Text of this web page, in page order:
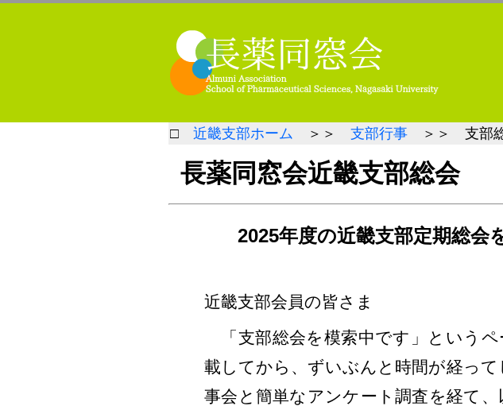
□ 近畿支部ホーム ＞＞ 支部行事 ＞＞ 支部
長薬同窓会近畿支部総会
2025年度の近畿支部定期総会
近畿支部会員の皆さま
「支部総会を模索中です」というペ
載してから、ずいぶんと時間が経っ
事会と簡単なアンケート調査を経て